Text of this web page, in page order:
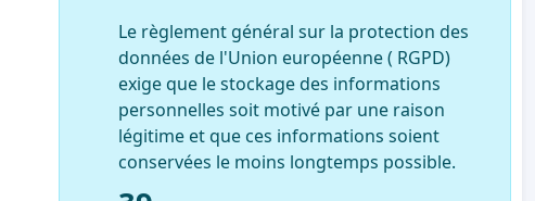
Le règlement général sur la protection des
données de l'Union européenne ( RGPD)
exige que le stockage des informations
personnelles soit motivé par une raison
légitime et que ces informations soient
conservées le moins longtemps possible.